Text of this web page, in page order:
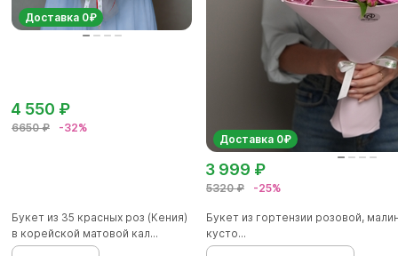
Доставка 0₽
6650 ₽ -32%
4 550 ₽
Букет из 35 красных роз (Кения)
в корейской матовой кал...
Доставка 0₽
5320 ₽ -25%
3 999 ₽
Букет из гортензии розовой,
кусто...